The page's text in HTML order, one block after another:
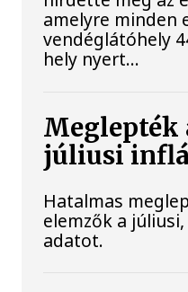
amelyre minden
vendéglátóhely
hely nyert...
Meglepték
júliusi
Hatalmas
elemzők a
adatot.